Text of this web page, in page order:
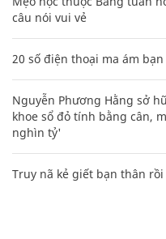
câu nói vui vẻ
20 số điện thoại ma ám
Nguyễn Phương Hằng sở
khoe sổ đỏ tính bằng cân,
nghìn tỷ'
Truy nã kẻ giết bạn thân